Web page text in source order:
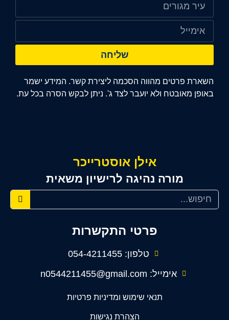
פרטי התקשרות
טלפון: 054-4211455
אימייל: n0544211455@gmail.com
תנאי שימוש ומדיניות פרטיות
הצהרת נגישות
אילן אוסטרייכר
מורה נהיגה לרישיון משאית
שליחה
השארת פרטים מהווה הסכמה ליצירת קשר. המידע ישמר
באופן מאובטח ולא יועבר לצד ג'. ניתן לבקש הסרה בכל עת.